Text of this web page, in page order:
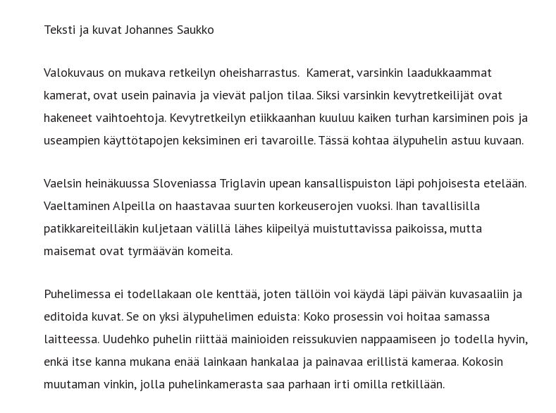
Teksti ja kuvat Johannes Saukko
Valokuvaus on mukava retkeilyn oheisharrastus. Kamerat, varsinkin laadukkaammat
kamerat, ovat usein painavia ja vievät paljon tilaa. Siksi varsinkin kevytretkeilijät ovat
hakeneet vaihtoehtoja. Kevytretkeilyn etiikkaanhan kuuluu kaiken turhan karsiminen pois ja
useampien käyttötapojen keksiminen eri tavaroille. Tässä kohtaa älypuhelin astuu kuvaan.
Vaelsin heinäkuussa Sloveniassa Triglavin upean kansallispuiston läpi pohjoisesta etelään.
Vaeltaminen Alpeilla on haastavaa suurten korkeuserojen vuoksi. Ihan tavallisilla
patikkareiteilläkin kuljetaan välillä lähes kiipeilyä muistuttavissa paikoissa, mutta
maisemat ovat tyrmäävän komeita.
Puhelimessa ei todellakaan ole kenttää, joten tällöin voi käydä läpi päivän kuvasaaliin ja
editoida kuvat. Se on yksi älypuhelimen eduista: Koko prosessin voi hoitaa samassa
laitteessa. Uudehko puhelin riittää mainioiden reissukuvien nappaamiseen jo todella hyvin,
enkä itse kanna mukana enää lainkaan hankalaa ja painavaa erillistä kameraa. Kokosin
muutaman vinkin, jolla puhelinkamerasta saa parhaan irti omilla retkillään.